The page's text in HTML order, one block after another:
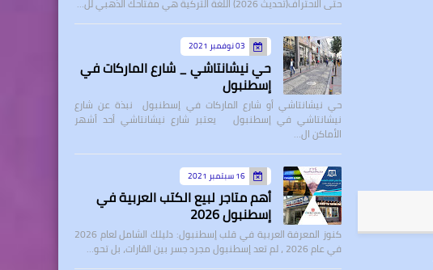
03 نوفمبر 2021
حي نيشانتاشي _ شارع الماركات في
إسطنبول
حي نيشانتاشي أو شارع الماركات في إسطنبول نبذة عن شارع
نيشانتاشي في إسطنبول يعتبر شارع نيشانتاشي أحد أشهر
الأماكن ال…
16 سبتمبر 2021
أهم متاجر لبيع الكتب العربية في
إسطنبول 2026
كنوز المعرفة العربية في قلب إسطنبول: دليلك الشامل لعام 2026
في عام 2026 ، لم تعد إسطنبول مجرد جسر بين القارات، بل تحو…